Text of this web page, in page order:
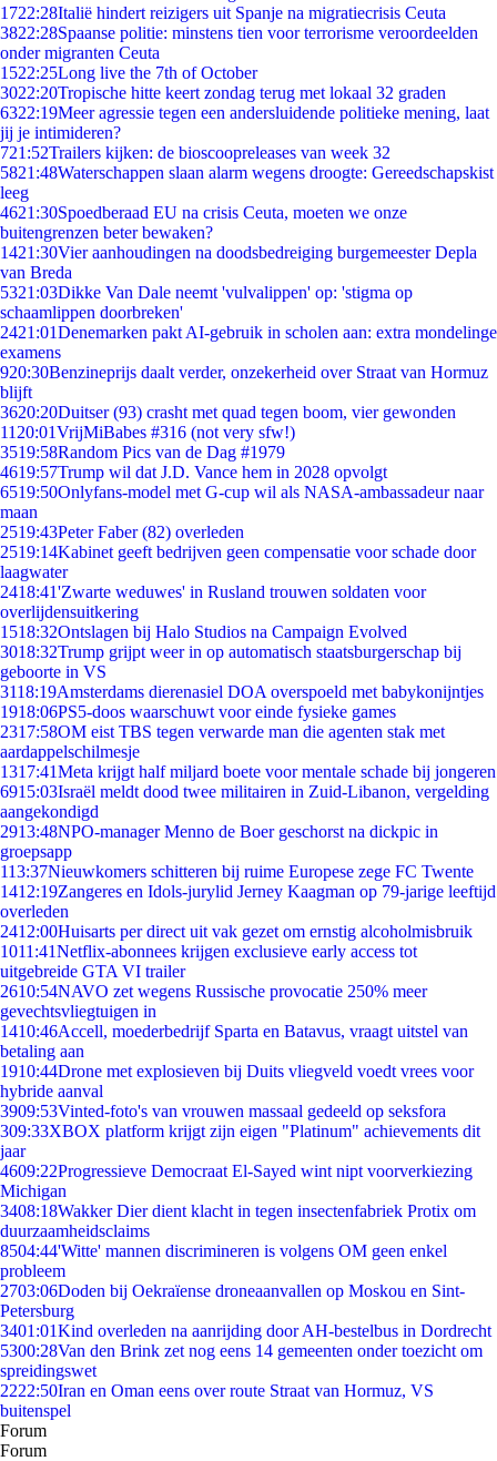
1722:28Italië hindert reizigers uit Spanje na migratiecrisis Ceuta
3822:28Spaanse politie: minstens tien voor terrorisme veroordeelden
onder migranten Ceuta
1522:25Long live the 7th of October
3022:20Tropische hitte keert zondag terug met lokaal 32 graden
6322:19Meer agressie tegen een andersluidende politieke mening, laat
jij je intimideren?
721:52Trailers kijken: de bioscoopreleases van week 32
5821:48Waterschappen slaan alarm wegens droogte: Gereedschapskist
leeg
4621:30Spoedberaad EU na crisis Ceuta, moeten we onze
buitengrenzen beter bewaken?
1421:30Vier aanhoudingen na doodsbedreiging burgemeester Depla
van Breda
5321:03Dikke Van Dale neemt 'vulvalippen' op: 'stigma op
schaamlippen doorbreken'
2421:01Denemarken pakt AI-gebruik in scholen aan: extra mondelinge
examens
920:30Benzineprijs daalt verder, onzekerheid over Straat van Hormuz
blijft
3620:20Duitser (93) crasht met quad tegen boom, vier gewonden
11 20:01VrijMiBabes #316 (not very sfw!)
3519:58Random Pics van de Dag #1979
4619:57Trump wil dat J.D. Vance hem in 2028 opvolgt
6519:50Onlyfans-model met G-cup wil als NASA-ambassadeur naar
maan
2519:43Peter Faber (82) overleden
2519:14Kabinet geeft bedrijven geen compensatie voor schade door
laagwater
2418:41'Zwarte weduwes' in Rusland trouwen soldaten voor
overlijdensuitkering
1518:32Ontslagen bij Halo Studios na Campaign Evolved
3018:32Trump grijpt weer in op automatisch staatsburgerschap bij
geboorte in VS
3118:19Amsterdams dierenasiel DOA overspoeld met babykonijntjes
1918:06PS5-doos waarschuwt voor einde fysieke games
2317:58OM eist TBS tegen verwarde man die agenten stak met
aardappelschilmesje
1317:41Meta krijgt half miljard boete voor mentale schade bij jongeren
6915:03Israël meldt dood twee militairen in Zuid-Libanon, vergelding
aangekondigd
2913:48NPO-manager Menno de Boer geschorst na dickpic in
groepsapp
113:37Nieuwkomers schitteren bij ruime Europese zege FC Twente
1412:19Zangeres en Idols-jurylid Jerney Kaagman op 79-jarige leeftijd
overleden
2412:00Huisarts per direct uit vak gezet om ernstig alcoholmisbruik
1011:41Netflix-abonnees krijgen exclusieve early access tot
uitgebreide GTA VI trailer
2610:54NAVO zet wegens Russische provocatie 250% meer
gevechtsvliegtuigen in
1410:46Accell, moederbedrijf Sparta en Batavus, vraagt uitstel van
betaling aan
1910:44Drone met explosieven bij Duits vliegveld voedt vrees voor
hybride aanval
3909:53Vinted-foto's van vrouwen massaal gedeeld op seksfora
309:33XBOX platform krijgt zijn eigen "Platinum" achievements dit
jaar
4609:22Progressieve Democraat El-Sayed wint nipt voorverkiezing
Michigan
3408:18Wakker Dier dient klacht in tegen insectenfabriek Protix om
duurzaamheidsclaims
8504:44'Witte' mannen discrimineren is volgens OM geen enkel
probleem
2703:06Doden bij Oekraïense droneaanvallen op Moskou en Sint-
Petersburg
3401:01Kind overleden na aanrijding door AH-bestelbus in Dordrecht
5300:28Van den Brink zet nog eens 14 gemeenten onder toezicht om
spreidingswet
2222:50Iran en Oman eens over route Straat van Hormuz, VS
buitenspel
Forum
Forum